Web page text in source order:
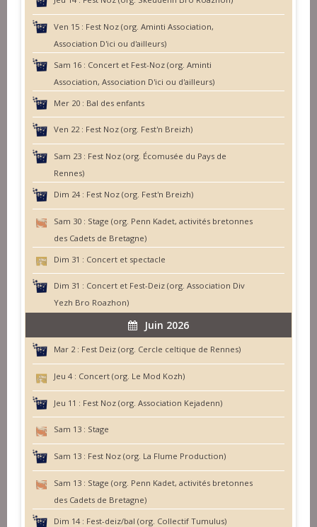
Ven 15 : Fest Noz (org. Aminti Association,
Association D'ici ou d'ailleurs)
Sam 16 : Concert et Fest-Noz (org. Aminti
Association, Association D'ici ou d'ailleurs)
Mer 20 : Bal des enfants
Ven 22 : Fest Noz (org. Fest'n Breizh)
Sam 23 : Fest Noz (org. Écomusée du Pays de
Rennes)
Dim 24 : Fest Noz (org. Fest'n Breizh)
Sam 30 : Stage (org. Penn Kadet, activités bretonnes
des Cadets de Bretagne)
Dim 31 : Concert et spectacle
Dim 31 : Concert et Fest-Deiz (org. Association Div
Yezh Bro Roazhon)
Juin 2026
Mar 2 : Fest Deiz (org. Cercle celtique de Rennes)
Jeu 4 : Concert (org. Le Mod Kozh)
Jeu 11 : Fest Noz (org. Association Kejadenn)
Sam 13 : Stage
Sam 13 : Fest Noz (org. La Flume Production)
Sam 13 : Stage (org. Penn Kadet, activités bretonnes
des Cadets de Bretagne)
Dim 14 : Fest-deiz/bal (org. Collectif Tumulus)